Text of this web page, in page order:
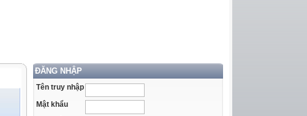
ĐĂNG NHẬP
Tên truy nhập
Mật khẩu